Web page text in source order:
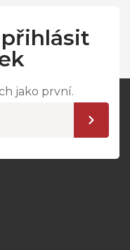
jako první.